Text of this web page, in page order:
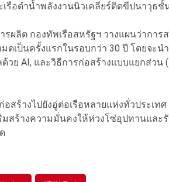
เรือดำน้ำพลังงานนิวเคลียร์ติดขีปนาวุธชั้
ลิต กองทัพเรือสหรัฐฯ วางแผนว่าการ
เป็นครั้งแรกในรอบกว่า 30 ปี โดยจะน
ย AI, และวิธีการก่อสร้างแบบแยกส่วน
สร้างไปยังอู่ต่อเรือหลายแห่งทั่วประเท
สร้างความมั่นคงให้ห่วงโซ่อุปทานและ